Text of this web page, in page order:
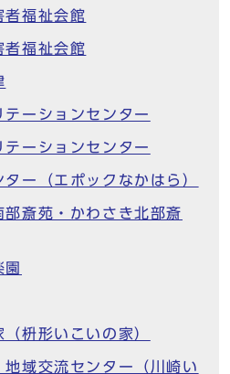
者福祉会館
者福祉会館
ーションセンター
ーションセンター
ー（エポックなかはら）
斎苑・かわさき北部斎
枡形いこいの家）
域交流センター（川崎い